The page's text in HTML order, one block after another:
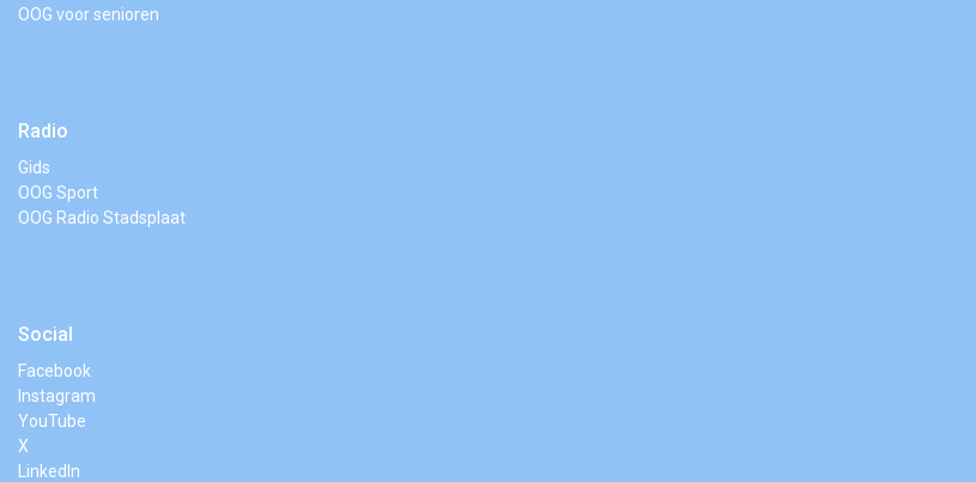
OOG voor senioren
Radio
Gids
OOG Sport
OOG Radio Stadsplaat
Social
Facebook
Instagram
YouTube
X
LinkedIn